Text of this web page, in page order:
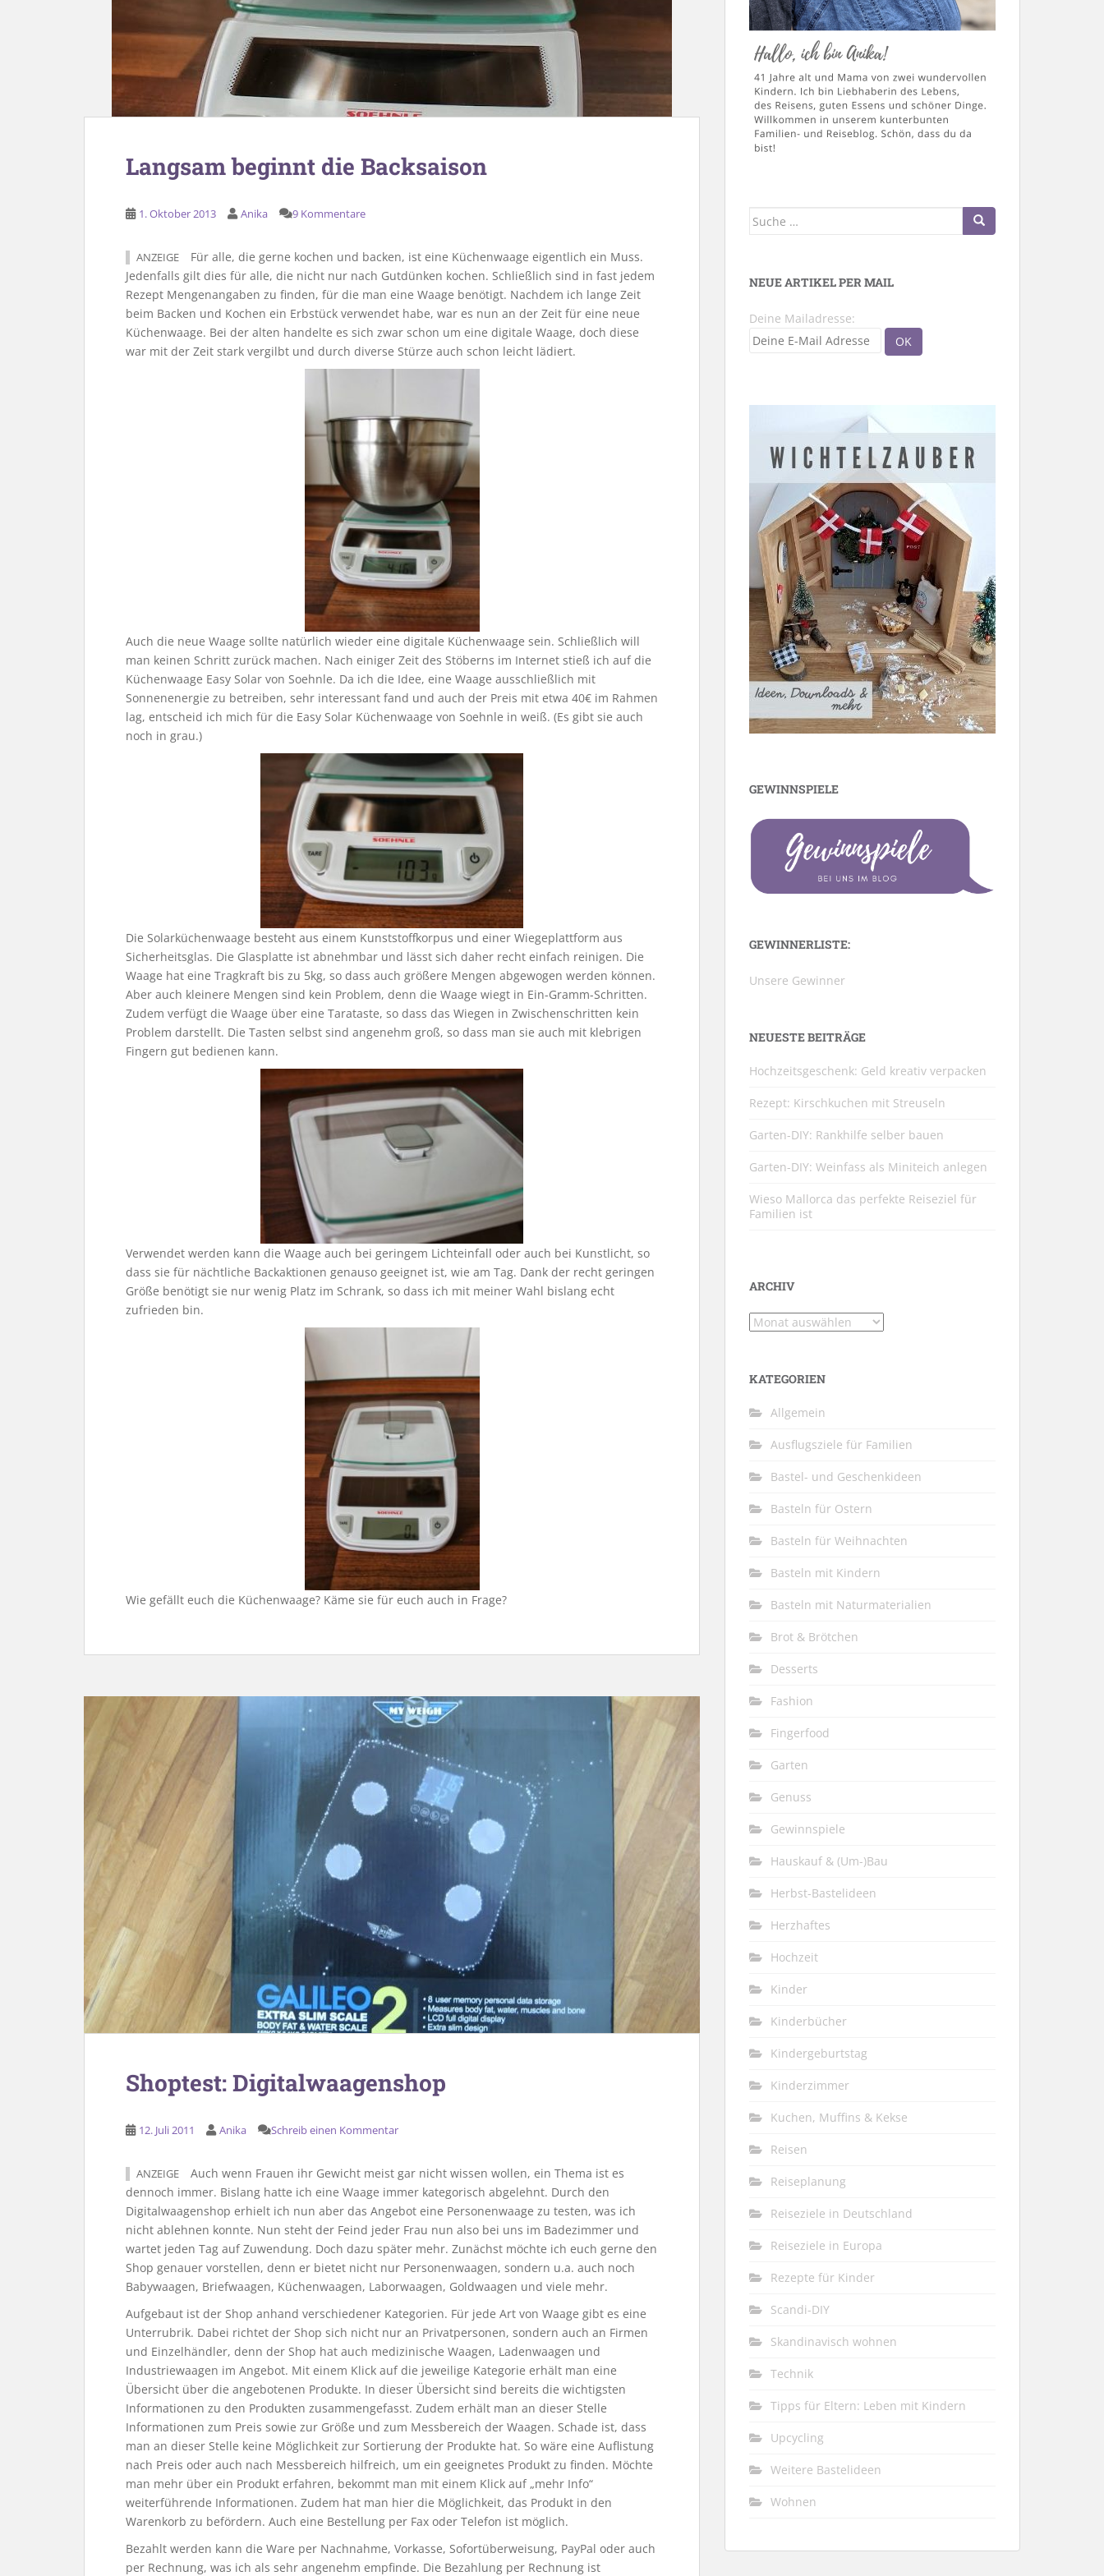
Langsam beginnt die Backsaison
1. Oktober 2013 Anika 9 Kommentare
ANZEIGE
Für alle, die gerne kochen und backen, ist eine Küchenwaage eigentlich ein Muss.
Jedenfalls gilt dies für alle, die nicht nur nach Gutdünken kochen. Schließlich sind in fast jedem
Rezept Mengenangaben zu finden, für die man eine Waage benötigt. Nachdem ich lange Zeit
beim Backen und Kochen ein Erbstück verwendet habe, war es nun an der Zeit für eine neue
Küchenwaage. Bei der alten handelte es sich zwar schon um eine digitale Waage, doch diese
war mit der Zeit stark vergilbt und durch diverse Stürze auch schon leicht lädiert.
Auch die neue Waage sollte natürlich wieder eine digitale Küchenwaage sein. Schließlich will
man keinen Schritt zurück machen. Nach einiger Zeit des Stöberns im Internet stieß ich auf die
Küchenwaage Easy Solar von Soehnle. Da ich die Idee, eine Waage ausschließlich mit
Sonnenenergie zu betreiben, sehr interessant fand und auch der Preis mit etwa 40€ im Rahmen
lag, entscheid ich mich für die Easy Solar Küchenwaage von Soehnle in weiß. (Es gibt sie auch
noch in grau.)
Die Solarküchenwaage besteht aus einem Kunststoffkorpus und einer Wiegeplattform aus
Sicherheitsglas. Die Glasplatte ist abnehmbar und lässt sich daher recht einfach reinigen. Die
Waage hat eine Tragkraft bis zu 5kg, so dass auch größere Mengen abgewogen werden können.
Aber auch kleinere Mengen sind kein Problem, denn die Waage wiegt in Ein-Gramm-Schritten.
Zudem verfügt die Waage über eine Tarataste, so dass das Wiegen in Zwischenschritten kein
Problem darstellt. Die Tasten selbst sind angenehm groß, so dass man sie auch mit klebrigen
Fingern gut bedienen kann.
Verwendet werden kann die Waage auch bei geringem Lichteinfall oder auch bei Kunstlicht, so
dass sie für nächtliche Backaktionen genauso geeignet ist, wie am Tag. Dank der recht geringen
Größe benötigt sie nur wenig Platz im Schrank, so dass ich mit meiner Wahl bislang echt
zufrieden bin.
Wie gefällt euch die Küchenwaage? Käme sie für euch auch in Frage?
Shoptest: Digitalwaagenshop
12. Juli 2011 Anika Schreib einen Kommentar
ANZEIGE
Auch wenn Frauen ihr Gewicht meist gar nicht wissen wollen, ein Thema ist es
dennoch immer. Bislang hatte ich eine Waage immer kategorisch abgelehnt. Durch den
Digitalwaagenshop erhielt ich nun aber das Angebot eine Personenwaage zu testen, was ich
nicht ablehnen konnte. Nun steht der Feind jeder Frau nun also bei uns im Badezimmer und
wartet jeden Tag auf Zuwendung. Doch dazu später mehr. Zunächst möchte ich euch gerne den
Shop genauer vorstellen, denn er bietet nicht nur Personenwaagen, sondern u.a. auch noch
Babywaagen, Briefwaagen, Küchenwaagen, Laborwaagen, Goldwaagen und viele mehr.
Aufgebaut ist der Shop anhand verschiedener Kategorien. Für jede Art von Waage gibt es eine
Unterrubrik. Dabei richtet der Shop sich nicht nur an Privatpersonen, sondern auch an Firmen
und Einzelhändler, denn der Shop hat auch medizinische Waagen, Ladenwaagen und
Industriewaagen im Angebot. Mit einem Klick auf die jeweilige Kategorie erhält man eine
Übersicht über die angebotenen Produkte. In dieser Übersicht sind bereits die wichtigsten
Informationen zu den Produkten zusammengefasst. Zudem erhält man an dieser Stelle
Informationen zum Preis sowie zur Größe und zum Messbereich der Waagen. Schade ist, dass
man an dieser Stelle keine Möglichkeit zur Sortierung der Produkte hat. So wäre eine Auflistung
nach Preis oder auch nach Messbereich hilfreich, um ein geeignetes Produkt zu finden. Möchte
man mehr über ein Produkt erfahren, bekommt man mit einem Klick auf „mehr Info“
weiterführende Informationen. Zudem hat man hier die Möglichkeit, das Produkt in den
Warenkorb zu befördern. Auch eine Bestellung per Fax oder Telefon ist möglich.
Bezahlt werden kann die Ware per Nachnahme, Vorkasse, Sofortüberweisung, PayPal oder auch
per Rechnung, was ich als sehr angenehm empfinde. Die Bezahlung per Rechnung ist
Suche
NEUE ARTIKEL PER MAIL
Deine Mailadresse:
GEWINNSPIELE
GEWINNERLISTE:
Unsere Gewinner
NEUESTE BEITRÄGE
Hochzeitsgeschenk: Geld kreativ verpacken
Rezept: Kirschkuchen mit Streuseln
Garten-DIY: Rankhilfe selber bauen
Garten-DIY: Weinfass als Miniteich anlegen
Wieso Mallorca das perfekte Reiseziel für
Familien ist
ARCHIV
Archiv
KATEGORIEN
Allgemein
Ausflugsziele für Familien
Bastel- und Geschenkideen
Basteln für Ostern
Basteln für Weihnachten
Basteln mit Kindern
Basteln mit Naturmaterialien
Brot & Brötchen
Desserts
Fashion
Fingerfood
Garten
Genuss
Gewinnspiele
Hauskauf & (Um-)Bau
Herbst-Bastelideen
Herzhaftes
Hochzeit
Kinder
Kinderbücher
Kindergeburtstag
Kinderzimmer
Kuchen, Muffins & Kekse
Reisen
Reiseplanung
Reiseziele in Deutschland
Reiseziele in Europa
Rezepte für Kinder
Scandi-DIY
Skandinavisch wohnen
Technik
Tipps für Eltern: Leben mit Kindern
Upcycling
Weitere Bastelideen
Wohnen